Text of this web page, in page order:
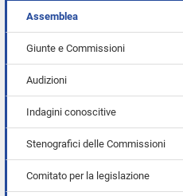
Assemblea
Giunte e Commissioni
Audizioni
Indagini conoscitive
Stenografici delle Commissioni
Comitato per la legislazione